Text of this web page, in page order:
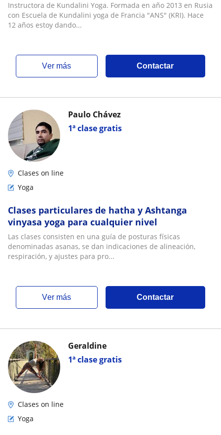
Instructora de Kundalini Yoga. Formada en año 2013 en Rusia
con Escuela de Kundalini yoga de Francia "ANS" (KRI). Hace
12 años estoy dando...
ver más Contactar
1ª clase gratis
Paulo Chávez
Clases on line
Yoga
Clases particulares de hatha y Ashtanga
vinyasa yoga para cualquier nivel
Las clases consisten en una guía de posturas físicas
denominadas asanas, se dan indicaciones de alineación,
respiración, y ajustes para pro...
ver más Contactar
1ª clase gratis
Geraldine
Clases on line
Yoga